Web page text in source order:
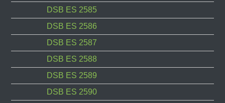
DSB ES 2585
DSB ES 2586
DSB ES 2587
DSB ES 2588
DSB ES 2589
DSB ES 2590